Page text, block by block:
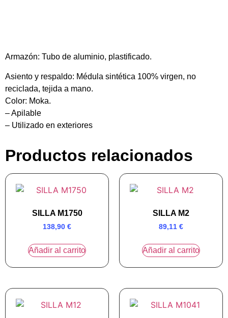
Armazón: Tubo de aluminio, plastificado.
Asiento y respaldo: Médula sintética 100% virgen, no
reciclada, tejida a mano.
Color: Moka.
– Apilable
– Utilizado en exteriores
Productos relacionados
SILLA M1750
138,90 €
Añadir al carrito
SILLA M2
89,11 €
Añadir al carrito